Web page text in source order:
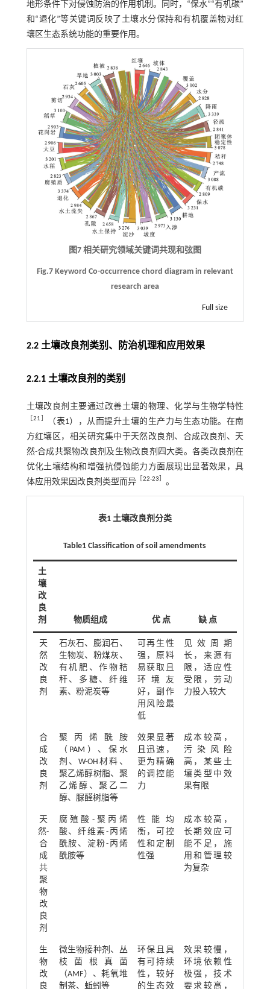
地形条件下对侵蚀防治的作用机制。同时，“保水”“有机碳”
和“退化”等关键词反映了土壤水分保持和有机覆盖物对红
壤区生态系统功能的重要作用。
图7 相关研究领域关键词共现和弦图
Fig.7 Keyword Co-occurrence chord diagram in relevant
research area
Full size
2.2 土壤改良剂类别、防治机理和应用效果
2.2.1 土壤改良剂的类别
土壤改良剂主要通过改善土壤的物理、化学与生物学特性
［21］ （表1），从而提升土壤的生产力与生态功能。在南
方红壤区，相关研究集中于天然改良剂、合成改良剂、天
然-合成共聚物改良剂及生物改良剂四大类。各类改良剂在
优化土壤结构和增强抗侵蚀能力方面展现出显著效果，具
体应用效果因改良剂类型而异 ［22-23］ 。
表1 土壤改良剂分类
Table1 Classification of soil amendments
土
壤
改
良
剂
物质组成 优 点 缺 点
天
然
改
良
剂
石灰石、膨润石、
生物炭、粉煤灰、
有机肥、作物秸
秆、多糖、纤维
素、粉泥炭等
可再生性
强，原料
易获取且
环境友
好，副作
用风险最
低
见效周期
长，来源有
限，适应性
受限，劳动
力投入较大
合
成
改
良
剂
聚丙烯酰胺
（PAM）、保水
剂、W-OH材料、
聚乙烯醇树脂、聚
乙烯醇、聚乙二
醇、脲醛树脂等
效果显著
且迅速，
更为精确
的调控能
力
成本较高，
污染风险
高，某些土
壤类型中效
果有限
天
然-
合
成
共
聚
物
改
良
剂
腐殖酸-聚丙烯
酸、纤维素-丙烯
酰胺、淀粉-丙烯
酰胺等
性能均
衡，可控
性和定制
性强
成本较高，
长期效应可
能不足，施
用和管理较
为复杂
生
物
改
良
微生物接种剂、丛
枝菌根真菌
（AMF）、耗氧堆
制茶、蚯蚓等
环保且具
有可持续
性，较好
的生态效
效果较慢，
环境依赖性
极强，技术
要求较高，